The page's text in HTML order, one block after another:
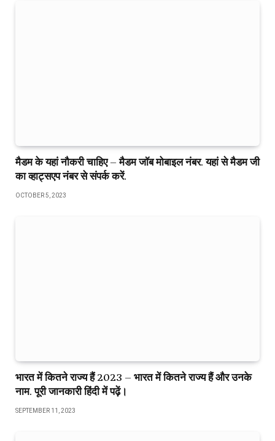
मैडम के यहां नौकरी चाहिए – मैडम जॉब मोबाइल नंबर. यहां से मैडम जी
का व्हाट्सएप नंबर से संपर्क करें.
OCTOBER 5, 2023
भारत में कितने राज्य हैं 2023 – भारत में कितने राज्य हैं और उनके
नाम. पूरी जानकारी हिंदी में पढ़ें।
SEPTEMBER 11, 2023